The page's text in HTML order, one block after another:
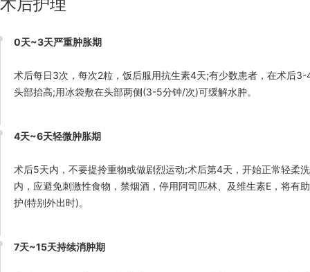
0天~3天严重肿胀期
术后每日3次，每次2粒，饭后服用抗生素4天;有少数患者，在术后
头部抬高;用冰袋敷在头部两侧(3-5分钟/次)可缓解水肿。
4天~6天轻微肿胀期
术后5天内，不要提拎重物或做剧烈运动;术后第4天，开始正常轻柔
内，应避免刺激性食物，禁烟酒，停用阿司匹林、及维生素E，将有
护(特别外出时)。
7天~15天持续消肿期